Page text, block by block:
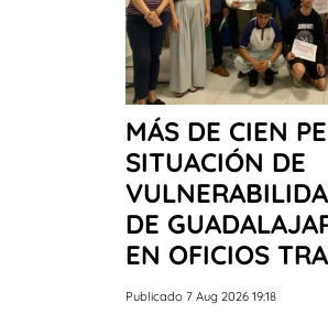
MÁS DE CIEN
SITUACIÓN DE
DE
EN OFICIOS
Publicado 7 Aug 2026 19:18